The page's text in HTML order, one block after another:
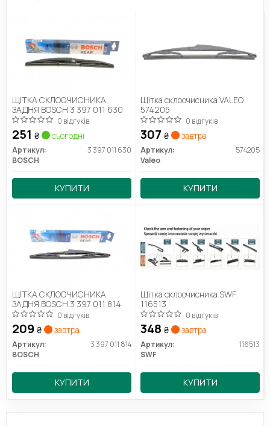
ЩІТКА СКЛООЧИСНИКА
ЗАДНЯ BOSCH 3 397 011 630
0 відгуків
251 ₴ сьогодні
Артикул:
3 397 011 630
BOSCH
КУПИТИ
Щітка склоочисника VALEO
574205
0 відгуків
307 ₴ завтра
Артикул:
574205
Valeo
КУПИТИ
ЩІТКА СКЛООЧИСНИКА
ЗАДНЯ BOSCH 3 397 011 814
0 відгуків
209 ₴ завтра
Артикул:
3 397 011 814
BOSCH
КУПИТИ
Щітка склоочисника SWF
116513
0 відгуків
348 ₴ завтра
Артикул:
116513
SWF
КУПИТИ